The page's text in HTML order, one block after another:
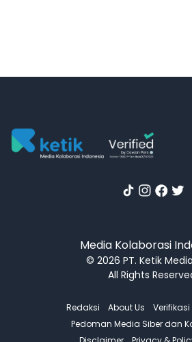
Media Kolaborasi
© 2026 PT. Ketik
All Rights
Redaksi About Us
Verifikasi
Pedoman Media Siber dan